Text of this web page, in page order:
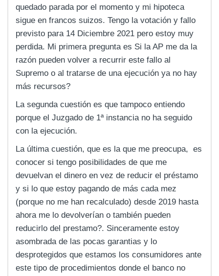
quedado parada por el momento y mi hipoteca
sigue en francos suizos. Tengo la votación y fallo
previsto para 14 Diciembre 2021 pero estoy muy
perdida. Mi primera pregunta es Si la AP me da la
razón pueden volver a recurrir este fallo al
Supremo o al tratarse de una ejecución ya no hay
más recursos?
La segunda cuestión es que tampoco entiendo
porque el Juzgado de 1ª instancia no ha seguido
con la ejecución.
La última cuestión, que es la que me preocupa, es
conocer si tengo posibilidades de que me
devuelvan el dinero en vez de reducir el préstamo
y si lo que estoy pagando de más cada mez
(porque no me han recalculado) desde 2019 hasta
ahora me lo devolverían o también pueden
reducirlo del prestamo?. Sinceramente estoy
asombrada de las pocas garantias y lo
desprotegidos que estamos los consumidores ante
este tipo de procedimientos donde el banco no